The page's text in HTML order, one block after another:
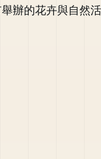
辦的花卉與自然